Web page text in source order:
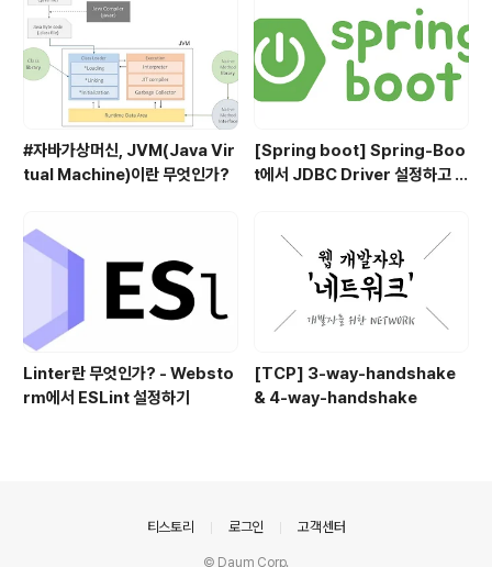
#자바가상머신, JVM(Java Vir
tual Machine)이란 무엇인가?
[Spring boot] Spring-Boo
t에서 JDBC Driver 설정하고 사
Linter란 무엇인가? - Websto
rm에서 ESLint 설정하기
[TCP] 3-way-handshake
& 4-way-handshake
티스토리 로그인 고객센터
© Daum Corp.